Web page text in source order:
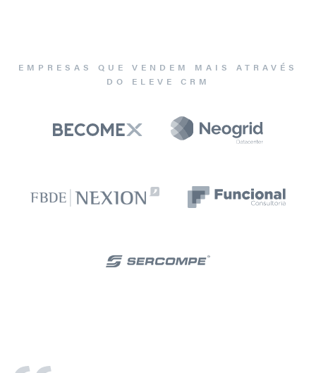
EMPRESAS QUE VENDEM MAIS ATRAVÉS
DO ELEVE CRM